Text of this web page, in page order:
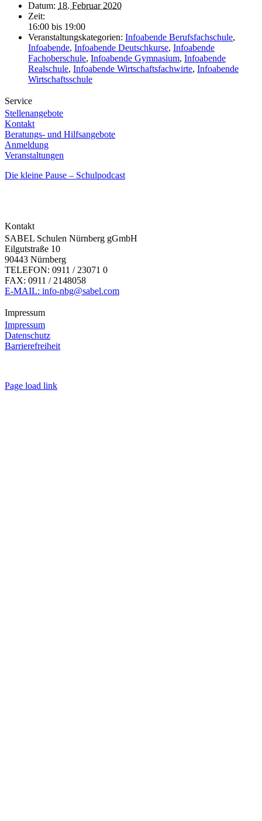
Datum: 18. Februar 2020
Zeit:
16:00 bis 19:00
Veranstaltungskategorien: Infoabende Berufsfachschule,
Infoabende, Infoabende Deutschkurse, Infoabende
Fachoberschule, Infoabende Gymnasium, Infoabende
Realschule, Infoabende Wirtschaftsfachwirte, Infoabende
Wirtschaftsschule
Service
Stellenangebote
Kontakt
Beratungs- und Hilfsangebote
Anmeldung
Veranstaltungen
Die kleine Pause – Schulpodcast
Kontakt
SABEL Schulen Nürnberg gGmbH
Eilgutstraße 10
90443 Nürnberg
TELEFON: 0911 / 23071 0
FAX: 0911 / 2148058
E-MAIL: info-nbg@sabel.com
Impressum
Impressum
Datenschutz
Barrierefreiheit
Page load link